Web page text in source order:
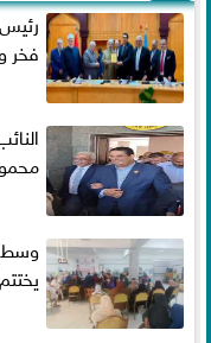
فخر
وسط